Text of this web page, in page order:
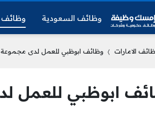
وظائف السعودية وظائف
الامارات وظائف ابوظبي للعمل لدى مجموعة
ابوظبي للعمل